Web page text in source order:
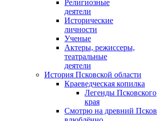
Религиозные
деятели
Исторические
личности
Ученые
Актеры, режиссеры,
театральные
деятели
История Псковской области
Краеведческая копилка
Легенды Псковского
края
Смотрю на древний Псков